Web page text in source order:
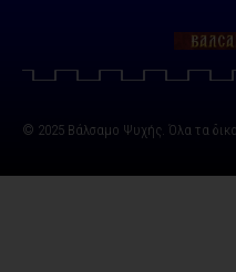
© 2025 Βάλσαμο Ψυχής. Όλα τα